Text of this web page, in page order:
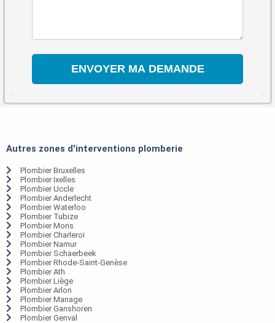
Autres zones d'interventions plomberie
Plombier Bruxelles
Plombier Ixelles
Plombier Uccle
Plombier Anderlecht
Plombier Waterloo
Plombier Tubize
Plombier Mons
Plombier Charleroi
Plombier Namur
Plombier Schaerbeek
Plombier Rhode-Saint-Genèse
Plombier Ath
Plombier Liège
Plombier Arlon
Plombier Manage
Plombier Ganshoren
Plombier Genval